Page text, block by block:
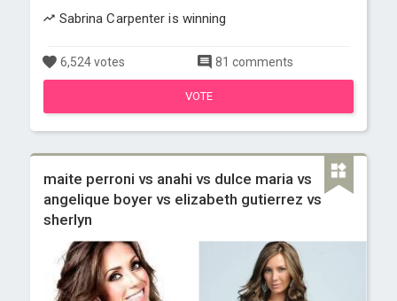
Sabrina Carpenter is winning
6,524 votes 81 comments
VOTE
maite perroni vs anahi vs dulce maria vs
angelique boyer vs elizabeth gutierrez vs
sherlyn